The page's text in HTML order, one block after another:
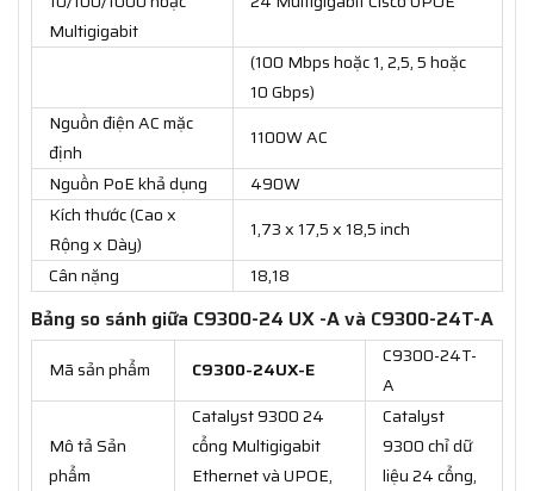
Multigigabit
(100 Mbps hoặc 1, 2,5, 5 hoặc
10 Gbps)
Nguồn điện AC mặc
định
1100W AC
Nguồn PoE khả dụng
490W
Kích thước (Cao x
Rộng x Dày)
1,73 x 17,5 x 18,5 inch
Cân nặng
18,18
Bảng so sánh giữa C9300-24 UX -A và C9300-24T-A
Mã sản phẩm C9300-24UX-E
C9300-24T-
A
Mô tả Sản
phẩm
Catalyst 9300 24
cổng Multigigabit
Ethernet và UPOE,
Catalyst
9300 chỉ dữ
liệu 24 cổng,